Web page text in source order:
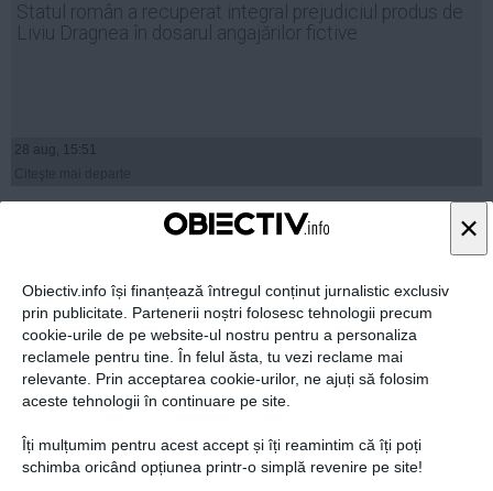
×
Obiectiv.info își finanțează întregul conținut jurnalistic exclusiv
prin publicitate. Partenerii noștri folosesc tehnologii precum
cookie-urile de pe website-ul nostru pentru a personaliza
reclamele pentru tine. În felul ăsta, tu vezi reclame mai
relevante. Prin acceptarea cookie-urilor, ne ajuți să folosim
aceste tehnologii în continuare pe site.
Îți mulțumim pentru acest accept și îți reamintim că îți poți
schimba oricând opțiunea printr-o simplă revenire pe site!
Statul român a recuperat integral prejudiciul produs de
Liviu Dragnea în dosarul angajărilor fictive
28 aug, 15:51